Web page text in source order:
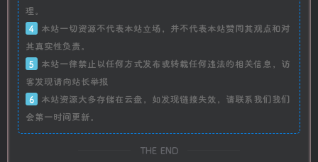
理。
4
本站一切资源不代表本站立场，并不代表本站赞同其观点和对
其真实性负责。
5
本站一律禁止以任何方式发布或转载任何违法的相关信息，访
客发现请向站长举报
6
本站资源大多存储在云盘，如发现链接失效，请联系我们我们
会第一时间更新。
THE END